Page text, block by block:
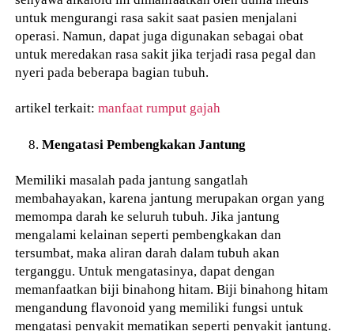
untuk mengurangi rasa sakit saat pasien menjalani
operasi. Namun, dapat juga digunakan sebagai obat
untuk meredakan rasa sakit jika terjadi rasa pegal dan
nyeri pada beberapa bagian tubuh.
artikel terkait:manfaat rumput gajah
Mengatasi Pembengkakan Jantung
Memiliki masalah pada jantung sangatlah
membahayakan, karena jantung merupakan organ yang
memompa darah ke seluruh tubuh. Jika jantung
mengalami kelainan seperti pembengkakan dan
tersumbat, maka aliran darah dalam tubuh akan
terganggu. Untuk mengatasinya, dapat dengan
memanfaatkan biji binahong hitam. Biji binahong hitam
mengandung flavonoid yang memiliki fungsi untuk
mengatasi penyakit mematikan seperti penyakit jantung.